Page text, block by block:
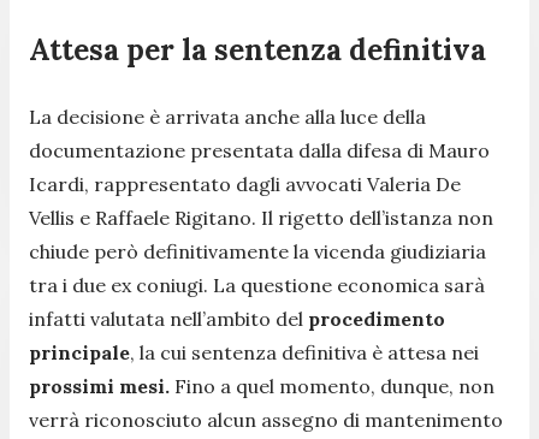
Attesa per la sentenza definitiva
La decisione è arrivata anche alla luce della
documentazione presentata dalla difesa di Mauro
Icardi, rappresentato dagli avvocati Valeria De
Vellis e Raffaele Rigitano. Il rigetto dell’istanza non
chiude però definitivamente la vicenda giudiziaria
tra i due ex coniugi. La questione economica sarà
infatti valutata nell’ambito del procedimento
principale, la cui sentenza definitiva è attesa nei
prossimi mesi. Fino a quel momento, dunque, non
verrà riconosciuto alcun assegno di mantenimento